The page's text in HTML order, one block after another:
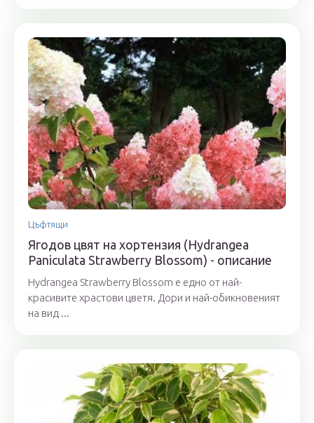
Цъфтящи
Ягодов цвят на хортензия (Hydrangea
Paniculata Strawberry Blossom) - описание
Hydrangea Strawberry Blossom е едно от най-
красивите храстови цветя. Дори и най-обикновеният
на вид ...